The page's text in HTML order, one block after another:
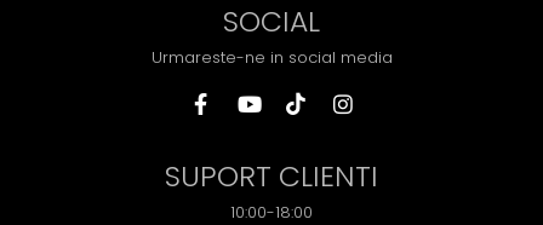
SOCIAL
Urmareste-ne in social media
SUPORT CLIENTI
10:00-18:00